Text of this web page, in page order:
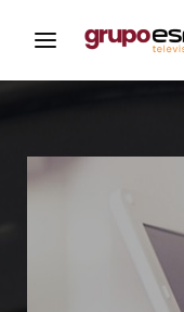
Para iniciar
para acceder
https://
Dirección de